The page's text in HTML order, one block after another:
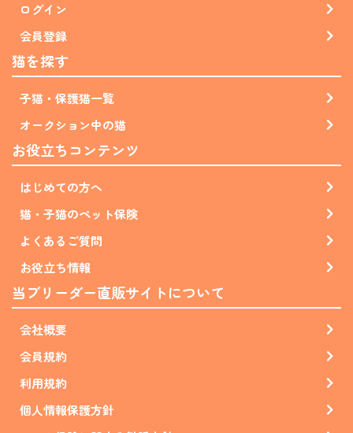
ログイン
会員登録
猫を探す
子猫・保護猫一覧
オークション中の猫
お役立ちコンテンツ
はじめての方へ
猫・子猫のペット保険
よくあるご質問
お役立ち情報
当ブリーダー直販サイトについて
会社概要
会員規約
利用規約
個人情報保護方針